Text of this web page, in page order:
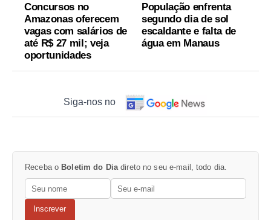
Concursos no
Amazonas oferecem
vagas com salários de
até R$ 27 mil; veja
oportunidades
População enfrenta
segundo dia de sol
escaldante e falta de
água em Manaus
Siga-nos no
Receba o Boletim do Dia direto no seu e-mail, todo dia.
Inscrever